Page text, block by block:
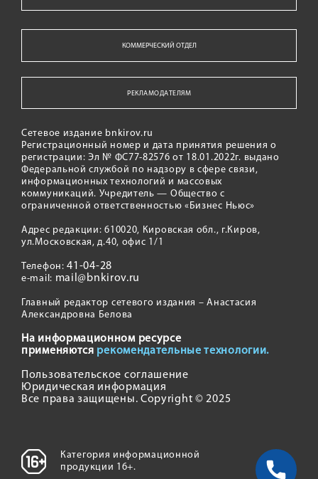
КОММЕРЧЕСКИЙ ОТДЕЛ
РЕКЛАМОДАТЕЛЯМ
Сетевое издание bnkirov.ru
Регистрационный номер и дата принятия решения о
регистрации: Эл № ФС77-82576 от 18.01.2022г. выдано
Федеральной службой по надзору в сфере связи,
информационных технологий и массовых
коммуникаций. Учредитель — Общество с
ограниченной ответственностью «Бизнес Ньюс»
Адрес редакции: 610020, Кировская обл., г.Киров,
ул.Московская, д.40, офис 1/1
Телефон:41-04-28
e-mail: mail@bnkirov.ru
Главный редактор сетевого издания – Анастасия
Александровна Белова
На информационном ресурсе
применяются рекомендательные технологии.
Пользовательское соглашение
Юридическая информация
Все права защищены. Copyright © 2025
Категория информационной
продукции 16+.